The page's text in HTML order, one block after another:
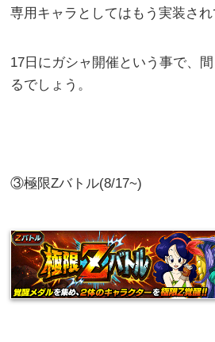
専用キャラとしてはもう実装さ
17日にガシャ開催という事で、
るでしょう。
③極限Zバトル(8/17~)